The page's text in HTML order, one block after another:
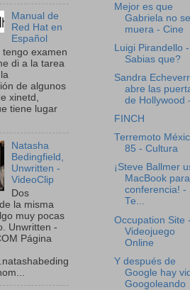
Manual de
Red Hat en
Español
examen
di a la tarea
de algunos
xinetd,
tiene lugar
Natasha
Bedingfield,
Unwritten -
VideoClip
Dos
la misma
muy pocas
Unwritten -
Página
Mejor es que
Gabriela no se
muera - Cine
Luigi Pirandello -
Sabias que?
Sandra
abre las
de Hollywood
FINCH
Terremoto
85 - Cultura
¡Steve Ballmer
MacBook para
conferencia! -
Te...
Occupation Site
Videojuego
Online
Y después de
Google hay
Googoleando